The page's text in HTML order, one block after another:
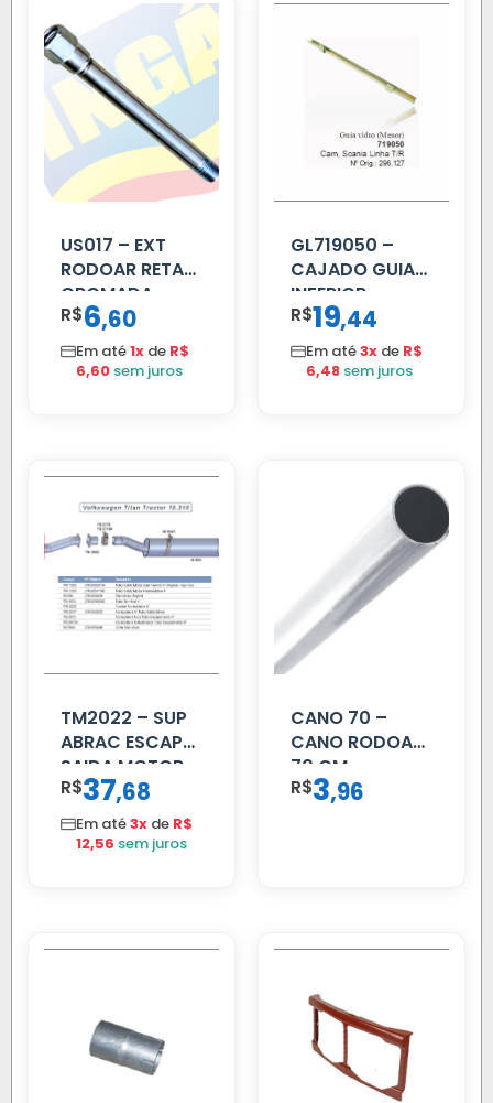
US017 – EXT
RODOAR RETA
CROMADA
R$6,60
Em até1x de R$
6,60 sem juros
GL719050 –
CAJADO GUIA
INFERIOR
SCANIA T/R
112/113 MENOR
R$19,44
Em até3x de R$
6,48 sem juros
TM2022 – SUP
ABRAC ESCAP
SAIDA MOTOR
VW TITAN
R$37,68
Em até3x de R$
12,56 sem juros
CANO 70 –
CANO RODOAR
70 CM
R$3,96